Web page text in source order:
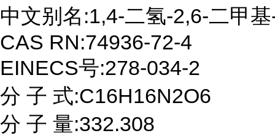
中文别名:1,4-二氢-2,6-二甲
CAS RN:74936-72-4
EINECS号:278-034-2
分 子 式:C16H16N2O6
分 子 量:332.308